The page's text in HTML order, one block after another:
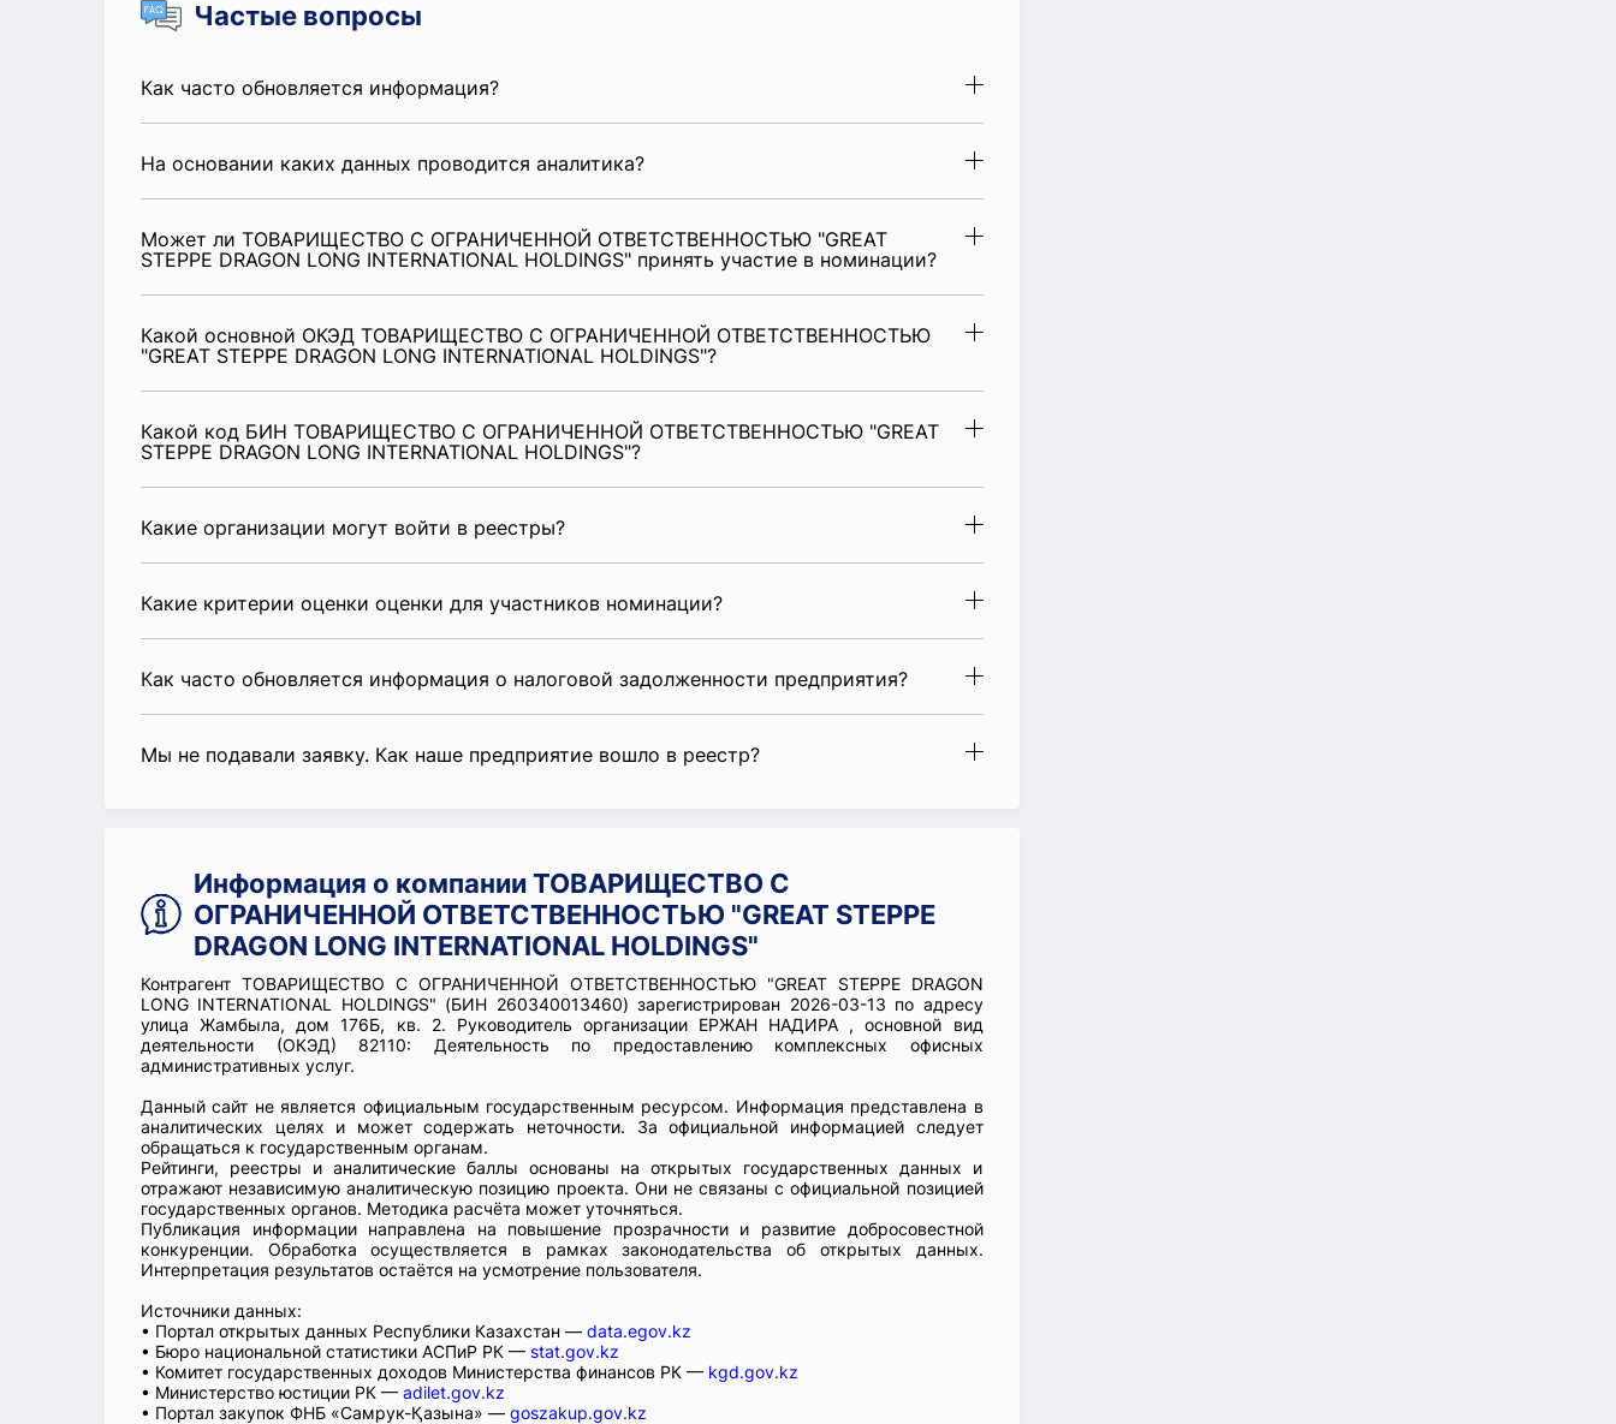
Частые вопросы
Как часто обновляется информация?
На основании каких данных проводится аналитика?
Может ли ТОВАРИЩЕСТВО С ОГРАНИЧЕННОЙ ОТВЕТСТВЕННОСТЬЮ "GREAT
STEPPE DRAGON LONG INTERNATIONAL HOLDINGS" принять участие в номинации?
Какой основной ОКЭД ТОВАРИЩЕСТВО С ОГРАНИЧЕННОЙ ОТВЕТСТВЕННОСТЬЮ
"GREAT STEPPE DRAGON LONG INTERNATIONAL HOLDINGS"?
Какой код БИН ТОВАРИЩЕСТВО С ОГРАНИЧЕННОЙ ОТВЕТСТВЕННОСТЬЮ "GREAT
STEPPE DRAGON LONG INTERNATIONAL HOLDINGS"?
Какие организации могут войти в реестры?
Какие критерии оценки оценки для участников номинации?
Как часто обновляется информация о налоговой задолженности предприятия?
Мы не подавали заявку. Как наше предприятие вошло в реестр?
Информация о компании ТОВАРИЩЕСТВО С
ОГРАНИЧЕННОЙ ОТВЕТСТВЕННОСТЬЮ "GREAT STEPPE
DRAGON LONG INTERNATIONAL HOLDINGS"
Контрагент ТОВАРИЩЕСТВО С ОГРАНИЧЕННОЙ ОТВЕТСТВЕННОСТЬЮ "GREAT STEPPE DRAGON
LONG INTERNATIONAL HOLDINGS" (БИН 260340013460) зарегистрирован 2026-03-13 по адресу
улица Жамбыла, дом 176Б, кв. 2. Руководитель организации ЕРЖАН НАДИРА , основной вид
деятельности (ОКЭД) 82110: Деятельность по предоставлению комплексных офисных
административных услуг.
Данный сайт не является официальным государственным ресурсом. Информация представлена в
аналитических целях и может содержать неточности. За официальной информацией следует
обращаться к государственным органам.
Рейтинги, реестры и аналитические баллы основаны на открытых государственных данных и
отражают независимую аналитическую позицию проекта. Они не связаны с официальной позицией
государственных органов. Методика расчёта может уточняться.
Публикация информации направлена на повышение прозрачности и развитие добросовестной
конкуренции. Обработка осуществляется в рамках законодательства об открытых данных.
Интерпретация результатов остаётся на усмотрение пользователя.
Источники данных:
• Портал открытых данных Республики Казахстан — data.egov.kz
• Бюро национальной статистики АСПиР РК — stat.gov.kz
• Комитет государственных доходов Министерства финансов РК — kgd.gov.kz
• Министерство юстиции РК — adilet.gov.kz
• Портал закупок ФНБ «Самрук-Қазына» — goszakup.gov.kz